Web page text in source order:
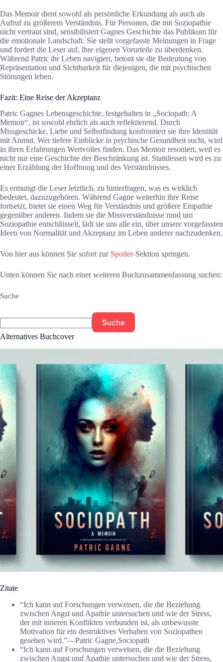
Das Memoir dient sowohl als persönliche Erkundung als auch als
Aufruf zu größerem Verständnis. Für Personen, die mit Soziopathie
nicht vertraut sind, sensibilisiert Gagnes Geschichte das Publikum für
die emotionale Landschaft. Sie stellt vorgefasste Meinungen in Frage
und fordert die Leser auf, ihre eigenen Vorurteile zu überdenken.
Während Patric ihr Leben navigiert, betont sie die Bedeutung von
Repräsentation und Sichtbarkeit für diejenigen, die mit psychischen
Störungen leben.
Fazit: Eine Reise der Akzeptanz
Patric Gagnes Lebensgeschichte, festgehalten in „Sociopath: A
Memoir“, ist sowohl ehrlich als auch reflektierend. Durch
Missgeschicke, Liebe und Selbstfindung konfrontiert sie ihre Identität
mit Anmut. Wer tiefere Einblicke in psychische Gesundheit sucht, wird
in ihren Erfahrungen Wertvolles finden. Das Memoir resoniert, weil es
nicht nur eine Geschichte der Beschränkung ist. Stattdessen wird es zu
einer Erzählung der Hoffnung und des Verständnisses.
Es ermutigt die Leser letztlich, zu hinterfragen, was es wirklich
bedeutet, dazuzugehören. Während Gagne weiterhin ihre Reise
fortsetzt, bietet sie einen Weg für Verständnis und größere Empathie
gegenüber anderen. Indem sie die Missverständnisse rund um
Soziopathie entschlüsselt, lädt sie uns alle ein, über unsere vorgefassten
Ideen von Normalität und Akzeptanz im Leben anderer nachzudenken.
Von hier aus können Sie sofort zur Spoiler-Sektion springen.
Unten können Sie nach einer weiteren Buchzusammenfassung suchen:
Suche
Suche
Alternatives Buchcover
Zitate
“Ich kann auf Forschungen verweisen, die die Beziehung
zwischen Angst und Apathie untersuchen und wie der Stress,
der mit inneren Konflikten verbunden ist, als unbewusste
Motivation für ein destruktives Verhalten von Soziopathen
gesehen wird.”―Patric Gagne,Sociopath
“Ich kann auf Forschungen verweisen, die die Beziehung
zwischen Angst und Apathie untersuchen und wie der Stress,